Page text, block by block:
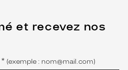
et recevez nos
* (exemple : nom@mail.com)